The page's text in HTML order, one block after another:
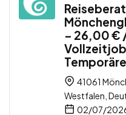
– 26,00 €
41061
Westfalen,
02/07/